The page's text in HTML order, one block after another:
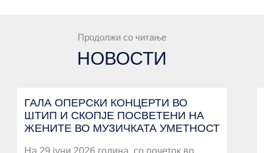
Продолжи со читање
НОВОСТИ
ГАЛА ОПЕРСКИ КОНЦЕРТИ ВО
ШТИП И СКОПЈЕ ПОСВЕТЕНИ НА
ЖЕНИТЕ ВО МУЗИЧКАТА УМЕТНОСТ